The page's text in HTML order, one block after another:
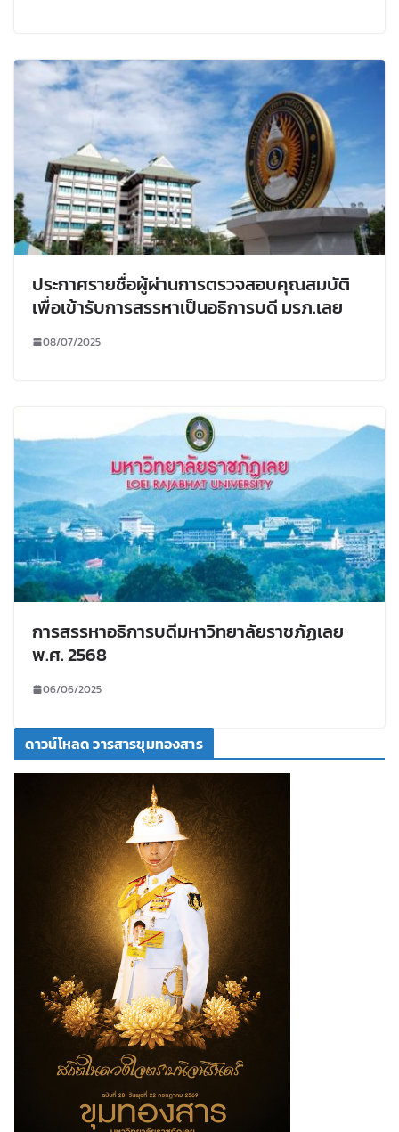
ประกาศรายชื่อผู้ผ่านการตรวจสอบคุณสมบัติ
เพื่อเข้ารับการสรรหาเป็นอธิการบดี มรภ.เลย
08/07/2025
การสรรหาอธิการบดีมหาวิทยาลัยราชภัฏเลย
พ.ศ. 2568
06/06/2025
ดาวน์โหลด วารสารขุมทองสาร